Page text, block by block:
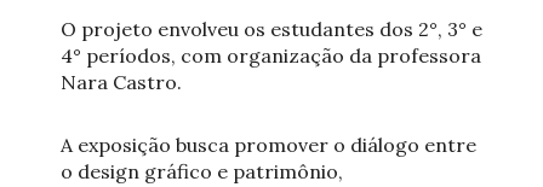
O projeto envolveu os estudantes dos 2°, 3° e
4° períodos, com organização da professora
Nara Castro.
A exposição busca promover o diálogo entre
o design gráfico e patrimônio,